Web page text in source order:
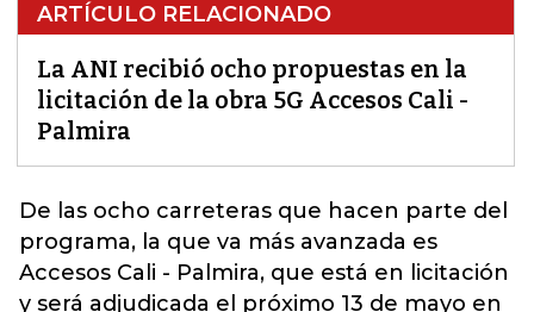
ARTÍCULO RELACIONADO
La ANI recibió ocho propuestas en la
licitación de la obra 5G Accesos Cali -
Palmira
De las ocho carreteras que hacen parte del
programa, la que va más avanzada es
Accesos Cali - Palmira, que está en licitación
y será adjudicada el próximo 13 de mayo en